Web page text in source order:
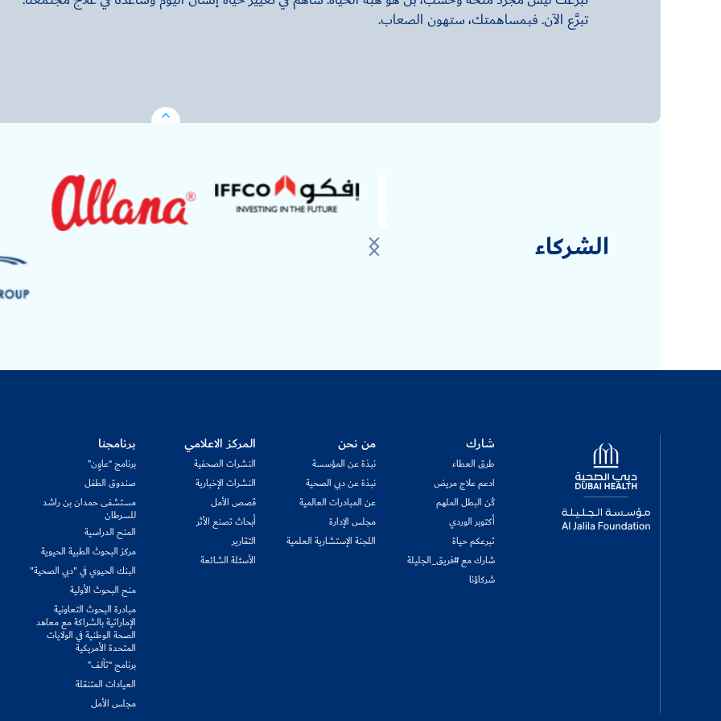
تبرَّع الآن. فبمساهمتك، ستهون الصعاب.
الشركاء
Logo شارك
طرق العطاء
ادعم علاج مريض
كُن البطل الملهم
أكتوبر الوردي
تبرعكم حياة
شارك مع #فريق_الجليلة
شركاؤنا
من نحن
نبذة عن المؤسسة
نبذة عن دبي الصحية
عن المبادرات العالمية
مجلس الإدارة
اللجنة الإستشارية العلمية
المركز الاعلامي
النشرات الصحفية
النشرات الإخبارية
قصص الأمل
أبحاث تصنع الأثر
التقارير
الأسئلة الشائعة
برنامجنا
برنامج “عاوِن”
صندوق الطفل
مستشفى حمدان بن راشد
للسرطان
المنح الدراسية
مركز البحوث الطبية الحيوية
البنك الحيوي في "دبي الصحية"
منح البحوث الأولية
مبادرة البحوث التعاونية
الإماراتية بالشراكة مع معاهد
الصحة الوطنية في الولايات
المتحدة الأمريكية
برنامج “تآلف”
العيادات المتنقلة
مجلس الأمل